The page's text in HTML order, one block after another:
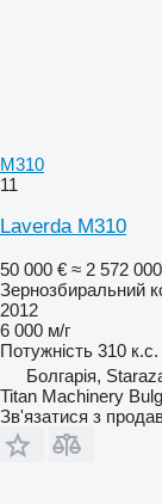
M310
11
Laverda M310
50 000 € ≈ 2 572
Зернозбиральний
2012
6 000 м/г
Потужність 310
Болгарія,
Titan Machinery
Зв'язатися з